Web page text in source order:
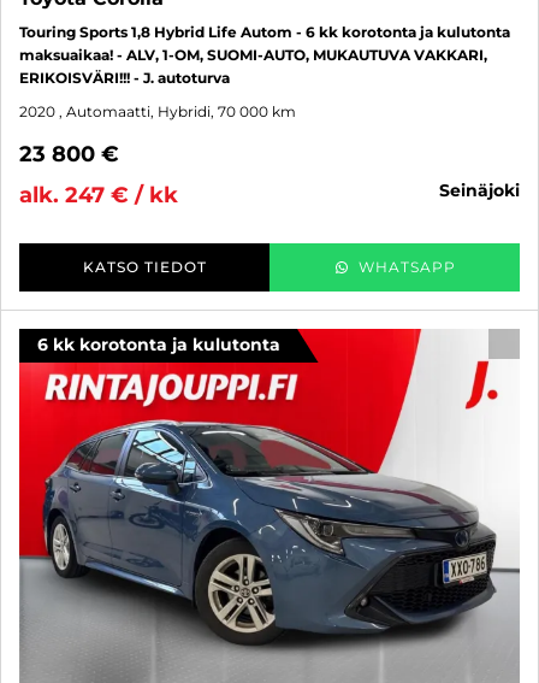
Touring Sports 1,8 Hybrid Life Autom - 6 kk korotonta ja kulutonta
maksuaikaa! - ALV, 1-OM, SUOMI-AUTO, MUKAUTUVA VAKKARI,
ERIKOISVÄRI!!! - J. autoturva
2020 , Automaatti, Hybridi, 70 000 km
23 800 €
alk. 247 € / kk
seinäjoki
KATSO TIEDOT WHATSAPP
6 kk korotonta ja kulutonta